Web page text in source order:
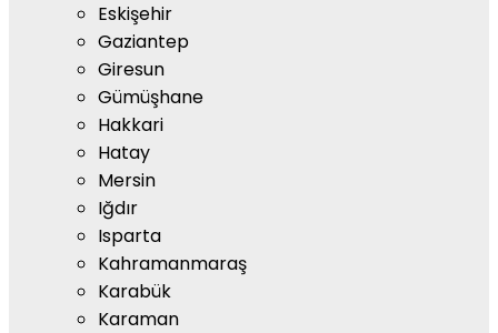
Eskişehir
Gaziantep
Giresun
Gümüşhane
Hakkari
Hatay
Mersin
Iğdır
Isparta
Kahramanmaraş
Karabük
Karaman